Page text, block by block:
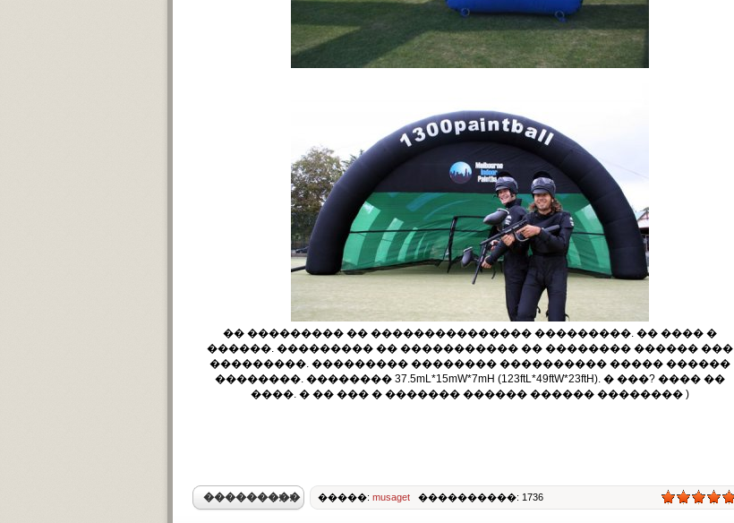
�� ��������� �� ��������������� ���������. �� ���� �
������. ��������� �� ����������� �� �������� ������ ���
���������. ��������� �������� ���������� ����� ������
��������. �������� 37.5mL*15mW*7mH (123ftL*49ftW*23ftH). � ���? ���� ��
����. � �� ��� � ������� ������ ������ �������� )
��������� �����: musaget ����������: 1736